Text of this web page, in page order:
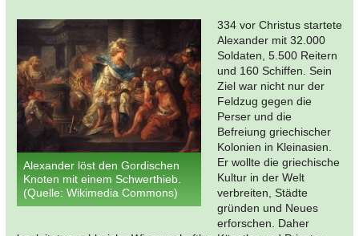
Alexander löst den Gordischen
Knoten mit einem Schwerthieb.
(Quelle: Wikimedia Commons)
334 vor Christus startete
Alexander mit 32.000
Soldaten, 5.500 Reitern
und 160 Schiffen. Sein
Ziel war nicht nur der
Feldzug gegen die
Perser und die
Befreiung griechischer
Kolonien in Kleinasien.
Er wollte die griechische
Kultur in der Welt
verbreiten, Städte
gründen und Neues
erforschen. Daher